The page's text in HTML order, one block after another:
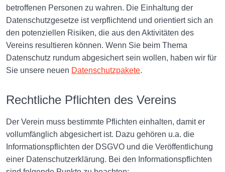
betroffenen Personen zu wahren. Die Einhaltung der
Datenschutzgesetze ist verpflichtend und orientiert sich an
den potenziellen Risiken, die aus den Aktivitäten des
Vereins resultieren können. Wenn Sie beim Thema
Datenschutz rundum abgesichert sein wollen, haben wir für
Sie unsere neuen Datenschutzpakete.
Rechtliche Pflichten des Vereins
Der Verein muss bestimmte Pflichten einhalten, damit er
vollumfänglich abgesichert ist. Dazu gehören u.a. die
Informationspflichten der DSGVO und die Veröffentlichung
einer Datenschutzerklärung. Bei den Informationspflichten